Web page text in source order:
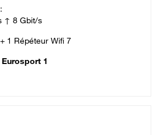
↑ 8 Gbit/s
1 Répéteur Wifi 7
Eurosport 1